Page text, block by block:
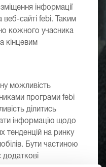
інформації
веб-сайті febi. Таким
кожного учасника
кінцевим
можливість
програми febi
ділитись
інформацію щодо
тенденцій на ринку
Бути частиною